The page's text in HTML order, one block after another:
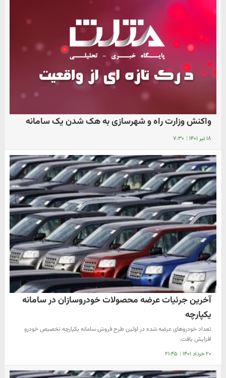
واکنش وزارت راه و شهرسازی به هک شدن یک سامانه
۱۸ تیر ۱۴۰۱ | ۷:۳۰
آخرین جرئیات عرضه محصولات خودروسازان در سامانه
یکپارچه
تعداد خودروهای عرضه شده در اولین طرح فروش سامانه یکپارچه تخصیص خودرو
افزایش یافت.
۲۰ خرداد ۱۴۰۱ | ۲۱:۴۵